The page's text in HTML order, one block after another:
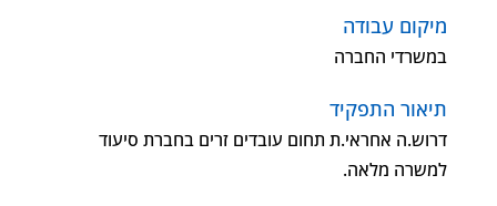
מיקום עבודה
במשרדי החברה
תיאור התפקיד
דרוש.ה אחראי.ת תחום עובדים זרים בחברת סיעוד
למשרה מלאה.